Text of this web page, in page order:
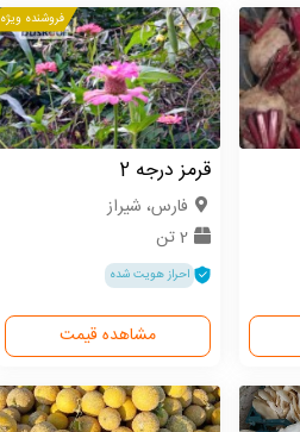
فروشنده ویژه
قرمز درجه 2
فارس، شیراز
2 تن
احراز هویت شده
مشاهده قیمت